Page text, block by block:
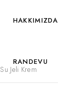
HAKKIMIZDA
RANDEVU
Jeli Krem